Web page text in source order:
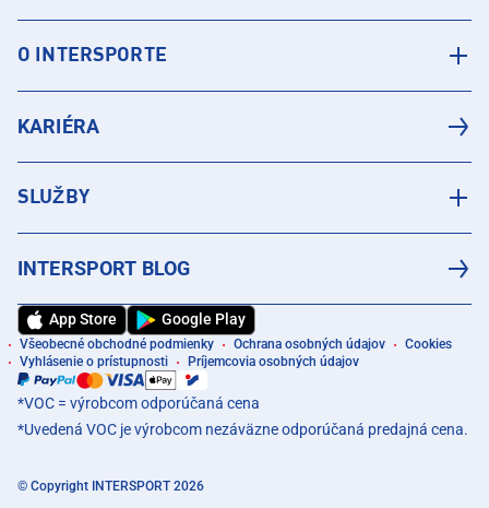
O INTERSPORTE
KARIÉRA
SLUŽBY
INTERSPORT BLOG
App Store Google Play
Všeobecné obchodné podmienky Ochrana osobných údajov
Cookies
Vyhlásenie o prístupnosti
Príjemcovia osobných údajov
*VOC = výrobcom odporúčaná cena
*Uvedená VOC je výrobcom nezáväzne odporúčaná predajná cena.
© Copyright INTERSPORT 2026